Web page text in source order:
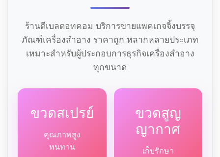
ร้านดีเบลดอทคอม บริการขายแพคเกจจิ้งบรรจุ
ภัณฑ์เครื่องสำอาง ราคาถูก หลากหลายประเภท
เหมาะสำหรับผู้ประกอบการธุรกิจเครื่องสำอาง
ทุกขนาด
ขวดสเปรย์
คุณภาพสูง
ทนทาน
ขวดสูญ
ญากาศ
เก็บรักษา